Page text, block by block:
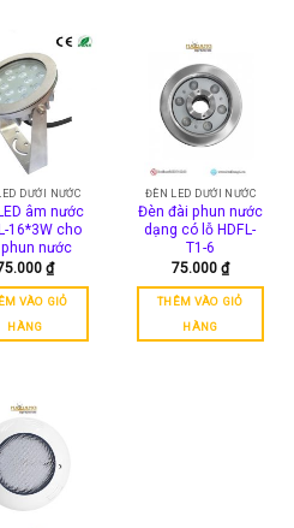
DƯỚI NƯỚC
âm nước
16*3W cho
nước
₫
VÀO GIỎ
HÀNG
ĐÈN LED DƯỚI NƯỚC
Đèn đài phun nước
dạng có lỗ HDFL-
T1-6
75.000 ₫
THÊM VÀO GIỎ
HÀNG